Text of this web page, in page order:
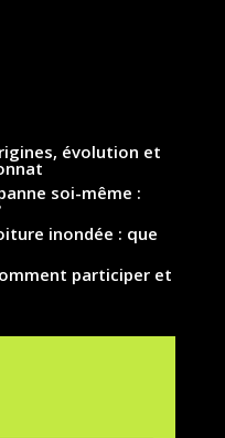
évolution et
soi-même :
inondée : que
participer et